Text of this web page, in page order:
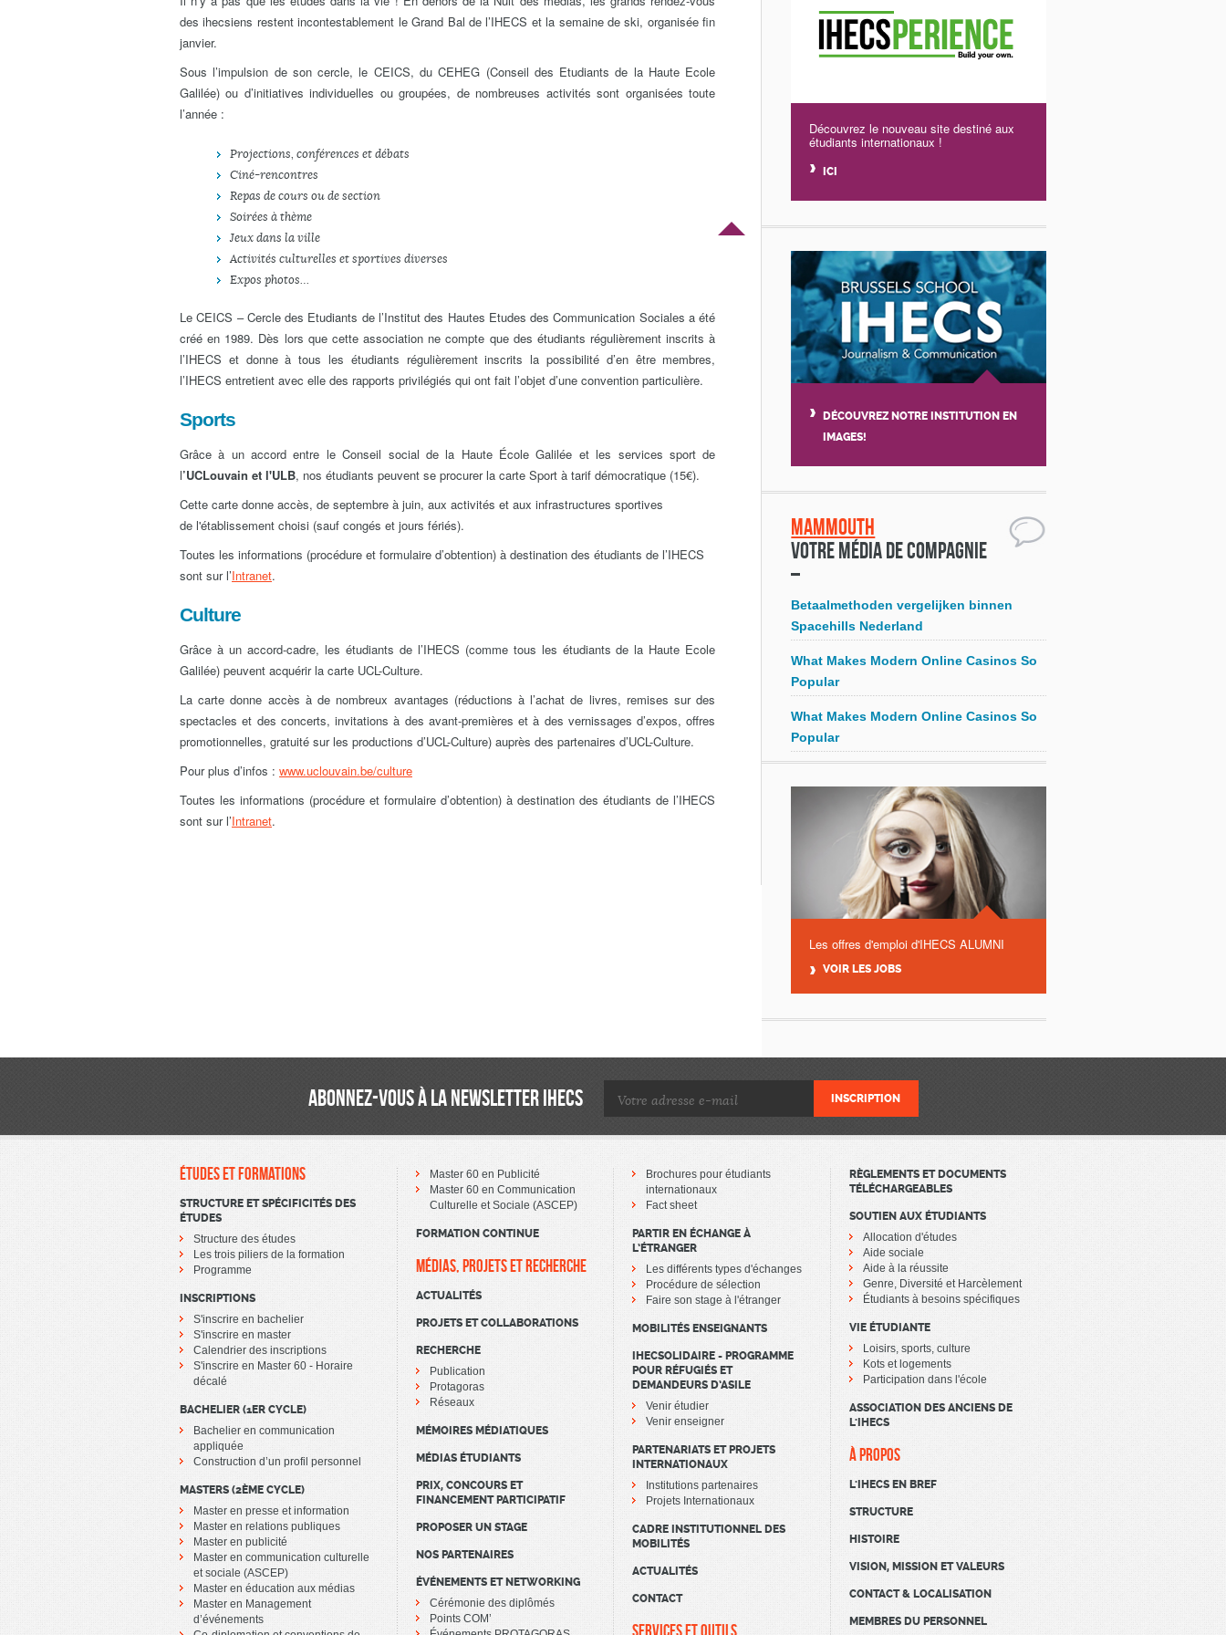
des ihecsiens restent incontestablement le Grand Bal de l’IHECS et la semaine de ski, organisée fin
janvier.
Sous l’impulsion de son cercle, le CEICS, du CEHEG (Conseil des Etudiants de la Haute Ecole
Galilée) ou d’initiatives individuelles ou groupées, de nombreuses activités sont organisées toute
l’année :
Projections, conférences et débats
Ciné-rencontres
Repas de cours ou de section
Soirées à thème
Jeux dans la ville
Activités culturelles et sportives diverses
Expos photos…
Le CEICS – Cercle des Etudiants de l’Institut des Hautes Etudes des Communication Sociales a été
créé en 1989. Dès lors que cette association ne compte que des étudiants régulièrement inscrits à
l’IHECS et donne à tous les étudiants régulièrement inscrits la possibilité d’en être membres,
l’IHECS entretient avec elle des rapports privilégiés qui ont fait l’objet d’une convention particulière.
Sports
Grâce à un accord entre le Conseil social de la Haute École Galilée et les services sport de
l’UCLouvain et l'ULB, nos étudiants peuvent se procurer la carte Sport à tarif démocratique (15€).
Cette carte donne accès, de septembre à juin, aux activités et aux infrastructures sportives
de l'établissement choisi (sauf congés et jours fériés).
Toutes les informations (procédure et formulaire d’obtention) à destination des étudiants de l’IHECS
sont sur l’Intranet.
Culture
Grâce à un accord-cadre, les étudiants de l’IHECS (comme tous les étudiants de la Haute Ecole
Galilée) peuvent acquérir la carte UCL-Culture.
La carte donne accès à de nombreux avantages (réductions à l’achat de livres, remises sur des
spectacles et des concerts, invitations à des avant-premières et à des vernissages d’expos, offres
promotionnelles, gratuité sur les productions d’UCL-Culture) auprès des partenaires d’UCL-Culture.
Pour plus d’infos : www.uclouvain.be/culture
Toutes les informations (procédure et formulaire d’obtention) à destination des étudiants de l’IHECS
sont sur l’Intranet.
Découvrez le nouveau site destiné aux
étudiants internationaux !
ICI
DÉCOUVREZ NOTRE INSTITUTION EN
IMAGES!
Mammouth
Votre média de compagnie
Betaalmethoden vergelijken binnen
Spacehills Nederland
What Makes Modern Online Casinos So
Popular
What Makes Modern Online Casinos So
Popular
Les offres d'emploi d'IHECS ALUMNI
VOIR LES JOBS
ABONNEZ-VOUS À LA NEWSLETTER IHECS
ÉTUDES ET FORMATIONS
STRUCTURE ET SPÉCIFICITÉS DES
ÉTUDES
Structure des études
Les trois piliers de la formation
Programme
INSCRIPTIONS
S'inscrire en bachelier
S'inscrire en master
Calendrier des inscriptions
S'inscrire en Master 60 - Horaire
décalé
BACHELIER (1ER CYCLE)
Bachelier en communication
appliquée
Construction d’un profil personnel
MASTERS (2ÈME CYCLE)
Master en presse et information
Master en relations publiques
Master en publicité
Master en communication culturelle
et sociale (ASCEP)
Master en éducation aux médias
Master en Management
d’événements
Master 60 en Publicité
Master 60 en Communication
Culturelle et Sociale (ASCEP)
FORMATION CONTINUE
MÉDIAS, PROJETS ET RECHERCHE
ACTUALITÉS
PROJETS ET COLLABORATIONS
RECHERCHE
Publication
Protagoras
Réseaux
MÉMOIRES MÉDIATIQUES
MÉDIAS ÉTUDIANTS
PRIX, CONCOURS ET
FINANCEMENT PARTICIPATIF
PROPOSER UN STAGE
NOS PARTENAIRES
ÉVÉNEMENTS ET NETWORKING
Cérémonie des diplômés
Points COM’
Brochures pour étudiants
internationaux
Fact sheet
PARTIR EN ÉCHANGE À
L’ÉTRANGER
Les différents types d'échanges
Procédure de sélection
Faire son stage à l'étranger
MOBILITÉS ENSEIGNANTS
IHECSOLIDAIRE - PROGRAMME
POUR RÉFUGIÉS ET
DEMANDEURS D’ASILE
Venir étudier
Venir enseigner
PARTENARIATS ET PROJETS
INTERNATIONAUX
Institutions partenaires
Projets Internationaux
CADRE INSTITUTIONNEL DES
MOBILITÉS
ACTUALITÉS
CONTACT
SERVICES ET OUTILS
RÈGLEMENTS ET DOCUMENTS
TÉLÉCHARGEABLES
SOUTIEN AUX ÉTUDIANTS
Allocation d'études
Aide sociale
Aide à la réussite
Genre, Diversité et Harcèlement
Étudiants à besoins spécifiques
VIE ÉTUDIANTE
Loisirs, sports, culture
Kots et logements
Participation dans l'école
ASSOCIATION DES ANCIENS DE
L'IHECS
À PROPOS
L'IHECS EN BREF
STRUCTURE
HISTOIRE
VISION, MISSION ET VALEURS
CONTACT & LOCALISATION
MEMBRES DU PERSONNEL